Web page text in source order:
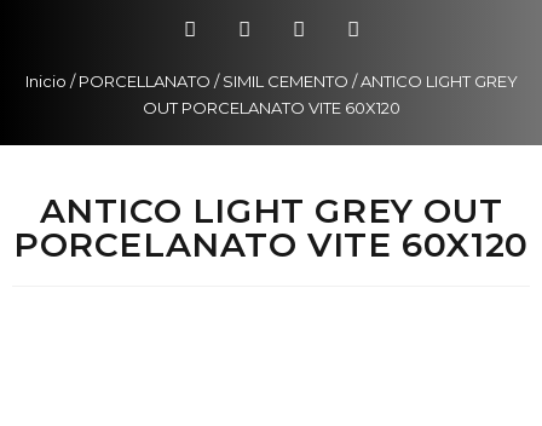
Inicio /PORCELLANATO /SIMIL CEMENTO / ANTICO LIGHT GREY
OUT PORCELANATO VITE 60X120
ANTICO LIGHT GREY OUT
PORCELANATO VITE 60X120